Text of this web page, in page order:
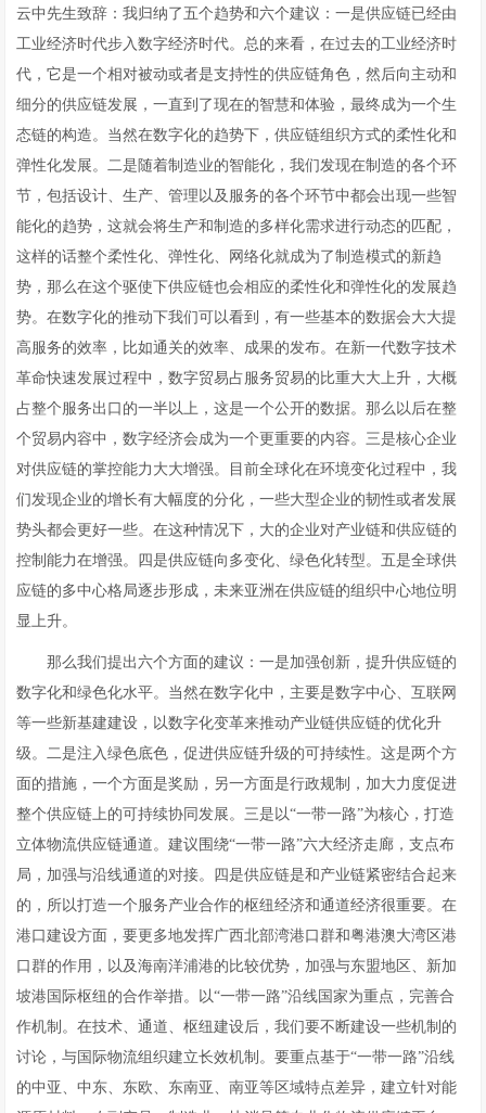
云中先生致辞：我归纳了五个趋势和六个建议：一是供应链已经由
工业经济时代步入数字经济时代。总的来看，在过去的工业经济时
代，它是一个相对被动或者是支持性的供应链角色，然后向主动和
细分的供应链发展，一直到了现在的智慧和体验，最终成为一个生
态链的构造。当然在数字化的趋势下，供应链组织方式的柔性化和
弹性化发展。二是随着制造业的智能化，我们发现在制造的各个环
节，包括设计、生产、管理以及服务的各个环节中都会出现一些智
能化的趋势，这就会将生产和制造的多样化需求进行动态的匹配，
这样的话整个柔性化、弹性化、网络化就成为了制造模式的新趋
势，那么在这个驱使下供应链也会相应的柔性化和弹性化的发展趋
势。在数字化的推动下我们可以看到，有一些基本的数据会大大提
高服务的效率，比如通关的效率、成果的发布。在新一代数字技术
革命快速发展过程中，数字贸易占服务贸易的比重大大上升，大概
占整个服务出口的一半以上，这是一个公开的数据。那么以后在整
个贸易内容中，数字经济会成为一个更重要的内容。三是核心企业
对供应链的掌控能力大大增强。目前全球化在环境变化过程中，我
们发现企业的增长有大幅度的分化，一些大型企业的韧性或者发展
势头都会更好一些。在这种情况下，大的企业对产业链和供应链的
控制能力在增强。四是供应链向多变化、绿色化转型。五是全球供
应链的多中心格局逐步形成，未来亚洲在供应链的组织中心地位明
显上升。
那么我们提出六个方面的建议：一是加强创新，提升供应链的
数字化和绿色化水平。当然在数字化中，主要是数字中心、互联网
等一些新基建建设，以数字化变革来推动产业链供应链的优化升
级。二是注入绿色底色，促进供应链升级的可持续性。这是两个方
面的措施，一个方面是奖励，另一方面是行政规制，加大力度促进
整个供应链上的可持续协同发展。三是以“一带一路”为核心，打造
立体物流供应链通道。建议围绕“一带一路”六大经济走廊，支点布
局，加强与沿线通道的对接。四是供应链是和产业链紧密结合起来
的，所以打造一个服务产业合作的枢纽经济和通道经济很重要。在
港口建设方面，要更多地发挥广西北部湾港口群和粤港澳大湾区港
口群的作用，以及海南洋浦港的比较优势，加强与东盟地区、新加
坡港国际枢纽的合作举措。以“一带一路”沿线国家为重点，完善合
作机制。在技术、通道、枢纽建设后，我们要不断建设一些机制的
讨论，与国际物流组织建立长效机制。要重点基于“一带一路”沿线
的中亚、中东、东欧、东南亚、南亚等区域特点差异，建立针对能